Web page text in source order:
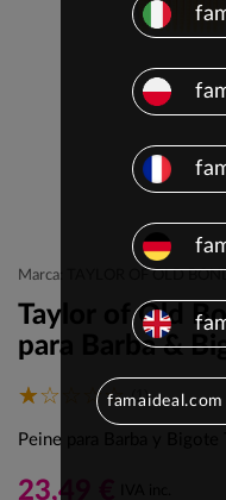
Marca: TAYLOR OF OLD
Taylor of Old
para Barba &
(1)
Peine para Barba y Bigote
23,49 €